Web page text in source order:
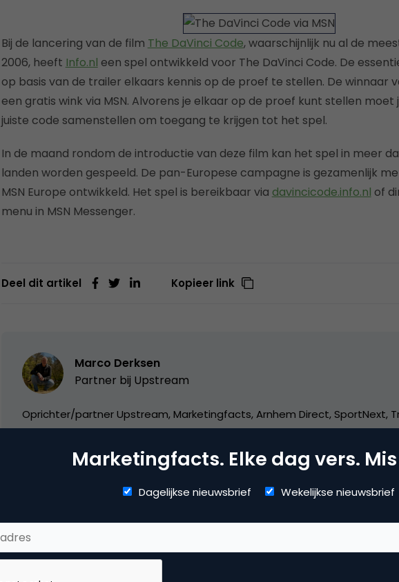
Bij de lancering van de film The DaVinci Code, waarschijnlijk nu al de
2006, heeft Info.nl een spel ontwikkeld voor The DaVinci Code. De
op basis van de trailer elkaars kennis op de proef te stellen. De winnaar
een gratis wink via MSN. Alvorens je elkaar op de proef kunt stellen
juiste code samenstellen om toegang te krijgen tot het spel.
In de maand rondom de introductie van deze film kan het spel in meer
landen worden gespeeld. De pan-Europese campagne is gezamenlijk
MSN Europe ontwikkeld. Het spel is bereikbaar via davincicode.info.nl of
menu in MSN Messenger.
Deel dit artikel Kopieer link
Marco Derksen
Partner bij Upstream
Oprichter/partner Upstream, Marketingfacts, Arnhem Direct, SportNext,
VPRO, Bestuur Luxor Live, social business, onderwijs, fotografie en vader!
Categorie
Marketingfacts. Elke dag vers.
Dagelijkse nieuwsbrief Wekelijkse nieuwsbrief